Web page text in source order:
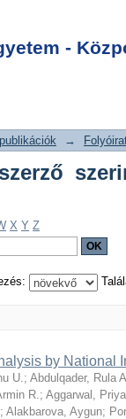
-
szerző
→
X Y Z
by National
U.; Abdulqader, Rula
R.; Aggarwal,
; Alakbarova, Aygun;